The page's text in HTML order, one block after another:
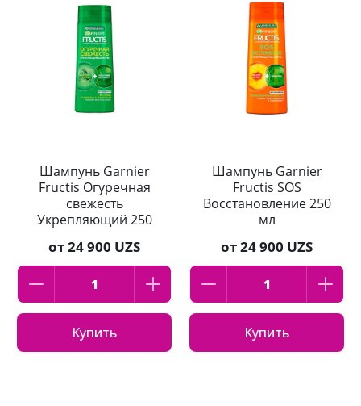
Шампунь Garnier
Fructis Огуречная
свежесть
Укрепляющий 250
от24 900 UZS
Купить
Шампунь Garnier
Fructis SOS
Восстановление 250
мл
от24 900 UZS
Купить